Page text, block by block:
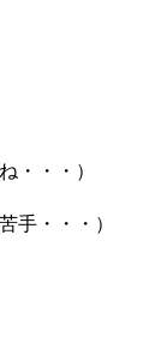
・・・）
手・・・）